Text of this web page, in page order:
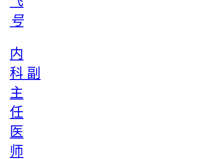
号
内
科 副
主
任
医
师